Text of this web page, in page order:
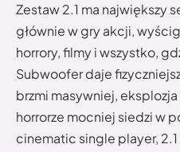
Zestaw 2.1 ma największy
głównie w gry akcji,
horrory, filmy i wszystko,
Subwoofer daje
brzmi masywniej,
horrorze mocniej siedzi w
cinematic single player,